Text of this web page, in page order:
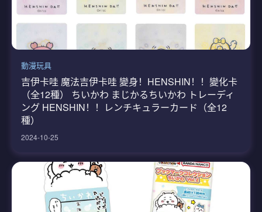
動漫玩具
吉伊卡哇 魔法吉伊卡哇 變身！HENSHIN！！變化卡
（全12種） ちいかわ まじかるちいかわ トレーディ
ング HENSHIN！！レンチキュラーカード（全12
種）
2024-10-25